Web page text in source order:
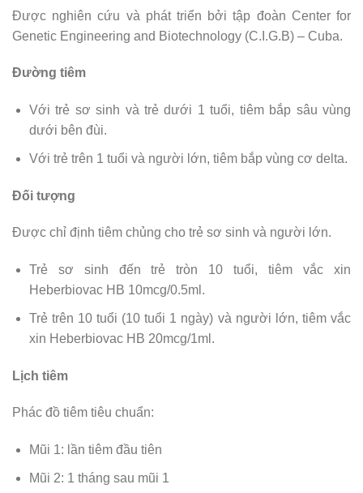
Được nghiên cứu và phát triển bởi tập đoàn Center for
Genetic Engineering and Biotechnology (C.I.G.B) – Cuba.
Đường tiêm
Với trẻ sơ sinh và trẻ dưới 1 tuổi, tiêm bắp sâu vùng
dưới bên đùi.
Với trẻ trên 1 tuổi và người lớn, tiêm bắp vùng cơ delta.
Đối tượng
Được chỉ định tiêm chủng cho trẻ sơ sinh và người lớn.
Trẻ sơ sinh đến trẻ tròn 10 tuổi, tiêm vắc xin
Heberbiovac HB 10mcg/0.5ml.
Trẻ trên 10 tuổi (10 tuổi 1 ngày) và người lớn, tiêm vắc
xin Heberbiovac HB 20mcg/1ml.
Lịch tiêm
Phác đồ tiêm tiêu chuẩn:
Mũi 1: lần tiêm đầu tiên
Mũi 2: 1 tháng sau mũi 1